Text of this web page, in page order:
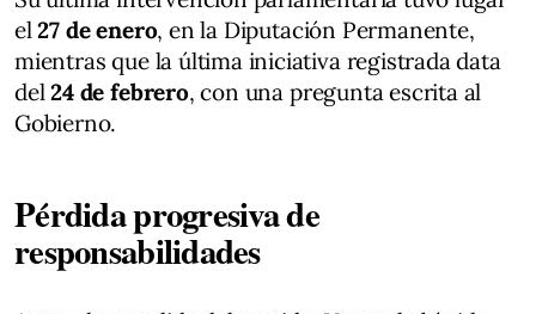
el27 de enero, en la Diputación Permanente,
mientras que la última iniciativa registrada data
del24 de febrero, con una pregunta escrita al
Gobierno.
Pérdida progresiva de
responsabilidades